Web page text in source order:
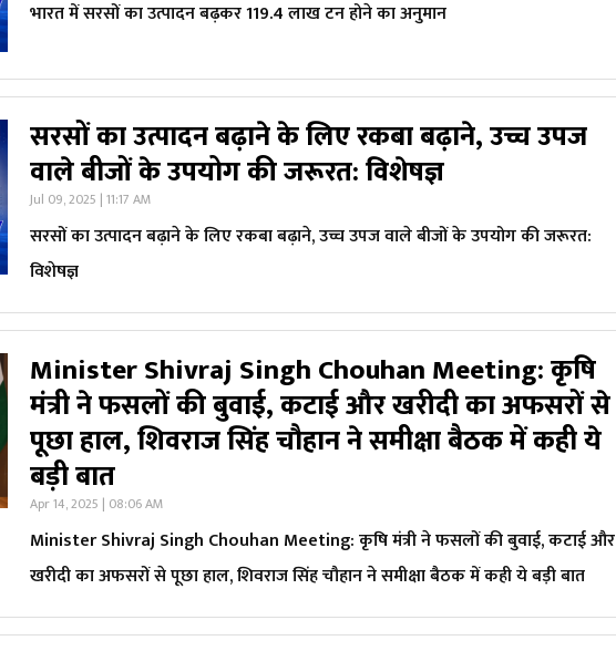
भारत में सरसों का उत्पादन बढ़कर 119.4 लाख टन होने का अनुमान
सरसों का उत्पादन बढ़ाने के लिए रकबा बढ़ाने, उच्च उपज
वाले बीजों के उपयोग की जरूरत: विशेषज्ञ
Jul 09, 2025 | 11:17 AM
सरसों का उत्पादन बढ़ाने के लिए रकबा बढ़ाने, उच्च उपज वाले बीजों के उपयोग की जरूरत:
विशेषज्ञ
Minister Shivraj Singh Chouhan Meeting: कृषि
मंत्री ने फसलों की बुवाई, कटाई और खरीदी का अफसरों से
पूछा हाल, शिवराज सिंह चौहान ने समीक्षा बैठक में कही ये
बड़ी बात
Apr 14, 2025 | 08:06 AM
Minister Shivraj Singh Chouhan Meeting: कृषि मंत्री ने फसलों की बुवाई, कटाई और
खरीदी का अफसरों से पूछा हाल, शिवराज सिंह चौहान ने समीक्षा बैठक में कही ये बड़ी बात